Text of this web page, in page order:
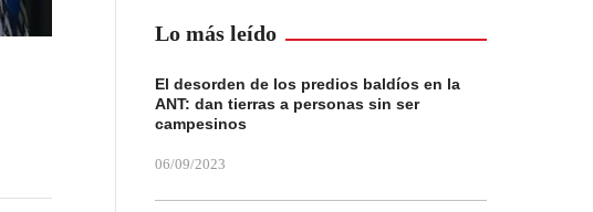
Lo más leído
El desorden de los predios baldíos en la
ANT: dan tierras a personas sin ser
campesinos
06/09/2023